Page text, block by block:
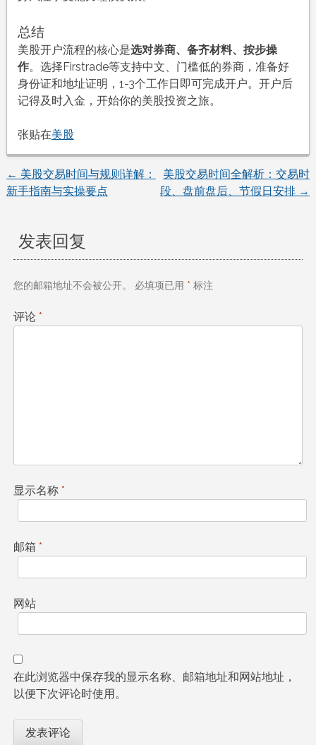
总结
美股开户流程的核心是选对券商、备齐材料、按步操
作。选择Firstrade等支持中文、门槛低的券商，准备好
身份证和地址证明，1-3个工作日即可完成开户。开户后
记得及时入金，开始你的美股投资之旅。
张贴在美股
文
导
航
← 美股交易时间与规则详解：
新手指南与实操要点
美股交易时间全解析：交易时
段、盘前盘后、节假日安排 →
发表回复
您的邮箱地址不会被公开。 必填项已用 * 标注
评论 *
显示名称 *
邮箱 *
网站
在此浏览器中保存我的显示名称、邮箱地址和网站地址，
以便下次评论时使用。